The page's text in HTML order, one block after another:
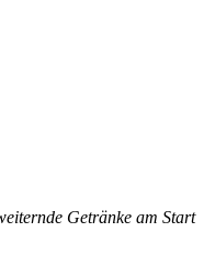
Getränke am Start